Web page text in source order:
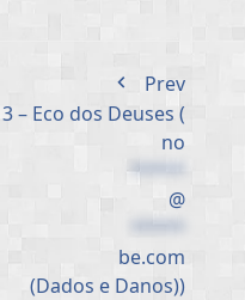
Prev
– Eco dos Deuses (
no
*****
@
*****
be.com
(Dados e Danos))